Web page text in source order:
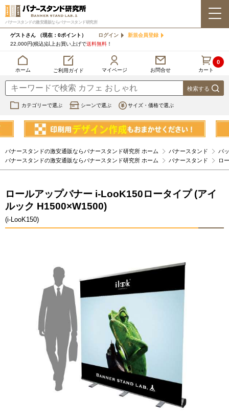
バナースタンドの激安通販ならバナースタンド研究所
ゲストさん （現在：0ポイント） ログイン
新規会員登録
22,000円(税込)以上お買い上げで送料無料 ！
ホーム ご利用ガイド マイページ お問合せ カート
0
カテゴリーで選ぶ シーンで選ぶ サイズ・価格で選ぶ
バナースタンドの激安通販ならバナースタンド研究所 ホーム バナースタンド
バ
バナースタンドの激安通販ならバナースタンド研究所 ホーム
バナースタンド ロ
ロールアップバナー i-LooK150ロータイプ (アイ
ルック H1500×W1500)
(i-LooK150)